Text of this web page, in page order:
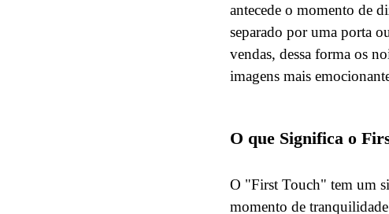
antecede o momento de
separado por uma porta
vendas, dessa forma os
imagens mais
O que Significa o
O "First Touch" tem um
momento de